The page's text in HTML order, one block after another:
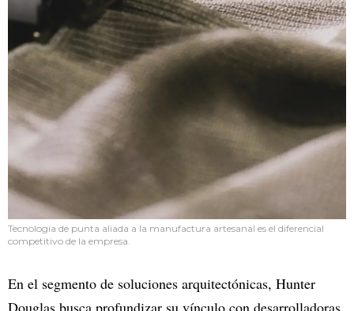
Tecnología de punta aliada a la manufactura artesanal es el diferencial
competitivo de la empresa.
En el segmento de soluciones arquitectónicas, Hunter
Douglas busca profundizar su vínculo con desarrolladoras